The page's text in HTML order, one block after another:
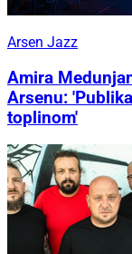
Arsen Jazz
Amira
Arsenu:
toplinom'